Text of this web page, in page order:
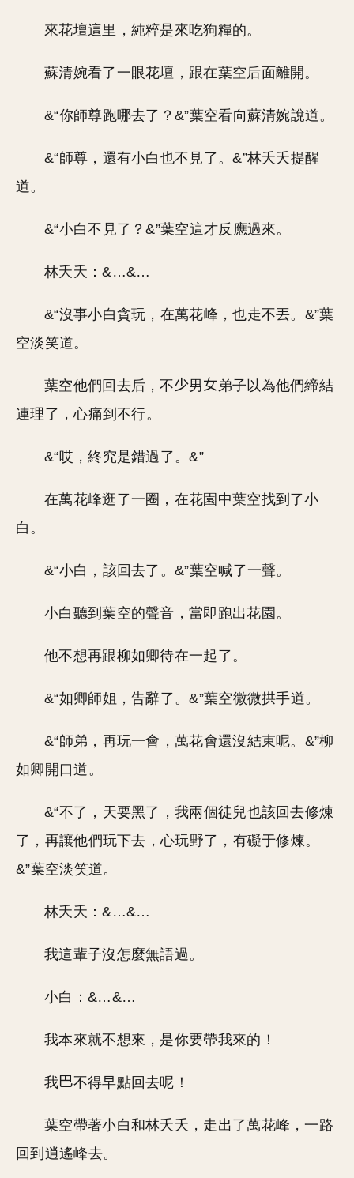
來花壇這里，純粹是來吃狗糧的。
蘇清婉看了一眼花壇，跟在葉空后面離開。
&“你師尊跑哪去了？&”葉空看向蘇清婉說道。
&“師尊，還有小白也不見了。&”林夭夭提醒
道。
&“小白不見了？&”葉空這才反應過來。
林夭夭：&…&…
&“沒事小白貪玩，在萬花峰，也走不丟。&”葉
空淡笑道。
葉空他們回去后，不 男
弟子以為他們締結
連理了，心痛到不行。
&“哎，終究是錯過了。&”
在萬花峰逛了一圈，在花園中葉空找到了小
白。
&“小白，該回去了。&”葉空喊了一聲。
小白聽到葉空的聲音，當即跑出花園。
他不想再跟柳如卿待在一起了。
&“如卿師姐，告辭了。&”葉空微微拱手道。
&“師弟，再玩一會，萬花會還沒結束呢。&”柳
如卿開口道。
&“不了，天要黑了，我兩個徒兒也該回去修煉
了，再讓他們玩下去，心玩野了，有礙于修煉。
&”葉空淡笑道。
林夭夭：&…&…
我這輩子沒怎麼無語過。
小白：&…&…
我本來就不想來，是你要帶我來的！
我 不得早點回去呢！
葉空帶著小白和林夭夭，走出了萬花峰，一路
回到逍遙峰去。